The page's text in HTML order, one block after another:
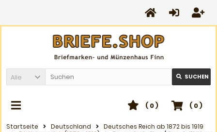
Alle SUCHEN
( 0)
( 0)
Startseite Deutschland
Deutsches Reich ab 1872 bis 1919